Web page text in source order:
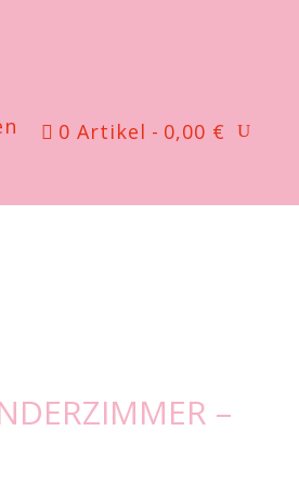
0 Artikel 0,00 €
–